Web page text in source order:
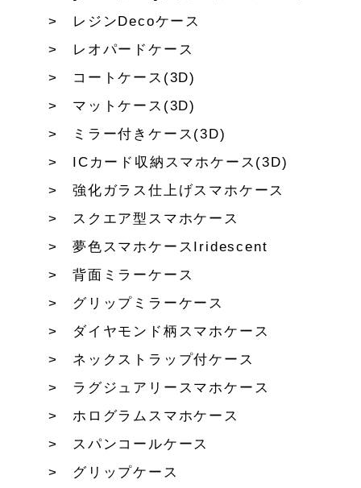
レジンDecoケース
レオパードケース
コートケース(3D)
マットケース(3D)
ミラー付きケース(3D)
ICカード収納スマホケース(3D)
強化ガラス仕上げスマホケース
スクエア型スマホケース
夢色スマホケースIridescent
背面ミラーケース
グリップミラーケース
ダイヤモンド柄スマホケース
ネックストラップ付ケース
ラグジュアリースマホケース
ホログラムスマホケース
スパンコールケース
グリップケース